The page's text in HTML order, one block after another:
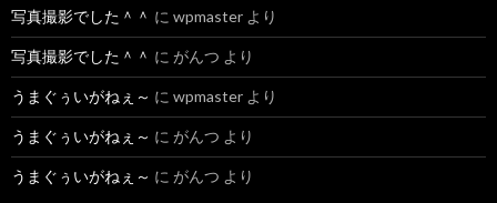
写真撮影でした＾＾ に wpmaster より
写真撮影でした＾＾ に がんつ より
うまぐぅいがねぇ～ に wpmaster より
うまぐぅいがねぇ～ に がんつ より
うまぐぅいがねぇ～ に がんつ より